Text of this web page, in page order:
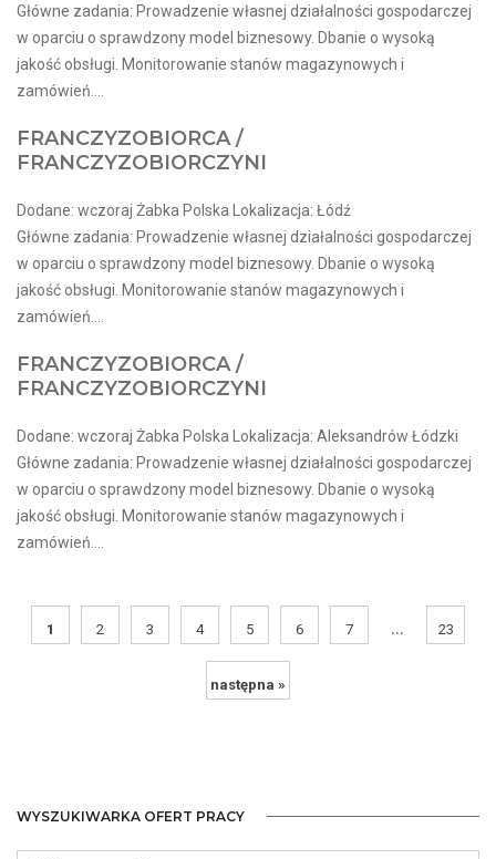
Główne zadania: Prowadzenie własnej działalności gospodarczej
w oparciu o sprawdzony model biznesowy. Dbanie o wysoką
jakość obsługi. Monitorowanie stanów magazynowych i
zamówień....
FRANCZYZOBIORCA /
FRANCZYZOBIORCZYNI
Dodane: wczoraj Żabka Polska Lokalizacja: Łódź
Główne zadania: Prowadzenie własnej działalności gospodarczej
w oparciu o sprawdzony model biznesowy. Dbanie o wysoką
jakość obsługi. Monitorowanie stanów magazynowych i
zamówień....
FRANCZYZOBIORCA /
FRANCZYZOBIORCZYNI
Dodane: wczoraj Żabka Polska Lokalizacja: Aleksandrów Łódzki
Główne zadania: Prowadzenie własnej działalności gospodarczej
w oparciu o sprawdzony model biznesowy. Dbanie o wysoką
jakość obsługi. Monitorowanie stanów magazynowych i
zamówień....
1 2 3 4 5 6 7 ... 23
następna »
WYSZUKIWARKA OFERT PRACY